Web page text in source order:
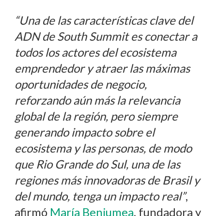
“Una de las características clave del
ADN de South Summit es conectar a
todos los actores del ecosistema
emprendedor y atraer las máximas
oportunidades de negocio,
reforzando aún más la relevancia
global de la región, pero siempre
generando impacto sobre el
ecosistema y las personas, de modo
que Rio Grande do Sul, una de las
regiones más innovadoras de Brasil y
del mundo, tenga un impacto real”,
afirmó María Benjumea, fundadora y